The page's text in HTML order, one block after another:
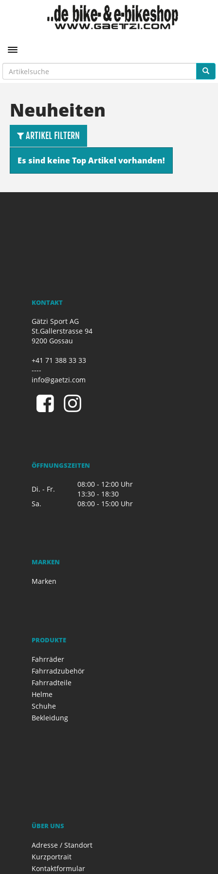
Toggle navigation
Neuheiten
ARTIKEL FILTERN
Es sind keine Top Artikel vorhanden!
KONTAKT
Gätzi Sport AG
St.Gallerstrasse 94
9200 Gossau
+41 71 388 33 33
----
info@gaetzi.com
ÖFFNUNGSZEITEN
Di. - Fr.
08:00 - 12:00 Uhr
13:30 - 18:30
Sa.
08:00 - 15:00 Uhr
MARKEN
Marken
PRODUKTE
Fahrräder
Fahrradzubehör
Fahrradteile
Helme
Schuhe
Bekleidung
ÜBER UNS
Adresse / Standort
Kurzportrait
Kontaktformular